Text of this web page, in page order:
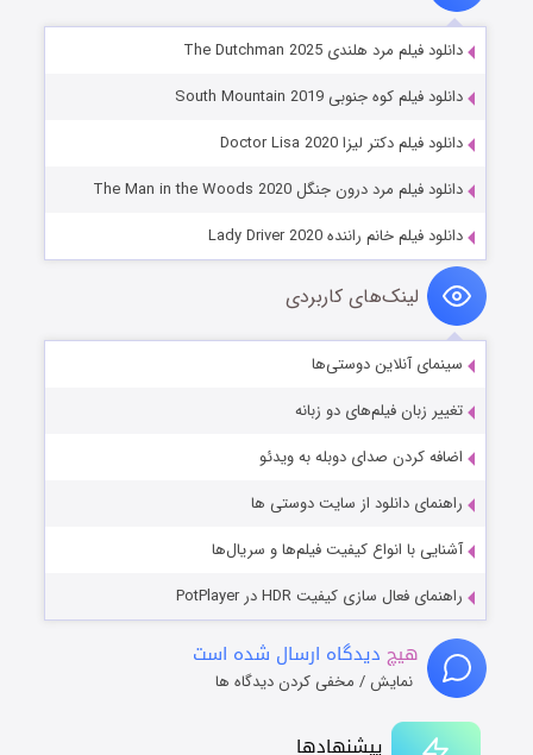
پیشنهادها
دانلود فیلم مرد هلندی The Dutchman 2025
دانلود فیلم کوه جنوبی South Mountain 2019
دانلود فیلم دکتر لیزا Doctor Lisa 2020
دانلود فیلم مرد درون جنگل The Man in the Woods 2020
دانلود فیلم خانم راننده Lady Driver 2020
لینک‌های کاربردی
سینمای آنلاین دوستی‌ها
تغییر زبان فیلم‌های دو زبانه
اضافه کردن صدای دوبله به ویدئو
راهنمای دانلود از سایت دوستی ها
آشنایی با انواع کیفیت فیلم‌ها و سریال‌ها
راهنمای فعال سازی کیفیت HDR در PotPlayer
هیچ دیدگاه ارسال شده است
نمایش / مخفی کردن دیدگاه ها